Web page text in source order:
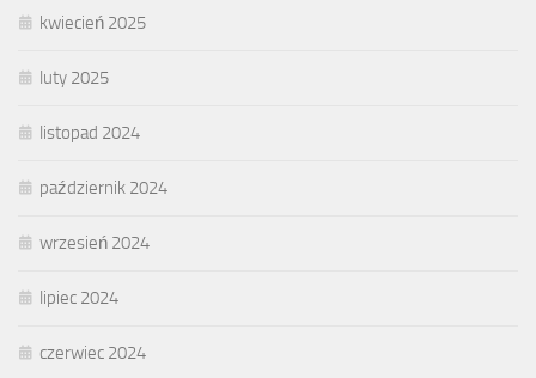
kwiecień 2025
luty 2025
listopad 2024
październik 2024
wrzesień 2024
lipiec 2024
czerwiec 2024